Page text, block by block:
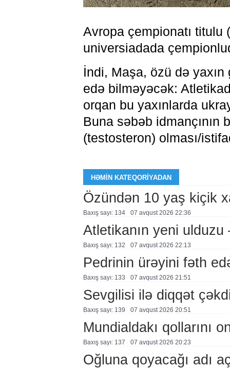
Avropa çempionatı titulu
universiadada
İndi, Maşa, özü də
edə bilməyəcək:
orqan bu yaxınlarda
Buna səbəb
(testosteron) olması/
HƏMIN KATEQORIYADAN
Özündən 10 yaş kiçik
Baxış sayı: 134 07 avqust 2026 22:36
Atletikanın yeni ulduzu
Baxış sayı: 132 07 avqust 2026 22:13
Pedrinin ürəyini fəth
Baxış sayı: 133 07 avqust 2026 21:51
Sevgilisi ilə diqqət
Baxış sayı: 139 07 avqust 2026 20:51
Mundialdakı qollarını
Baxış sayı: 137 07 avqust 2026 20:23
Oğluna qoyacağı adı